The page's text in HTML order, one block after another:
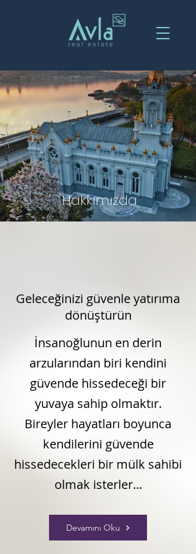
Hakkımızda
Geleceğinizi güvenle yatırıma
dönüştürün
İnsanoğlunun en derin
arzularından biri kendini
güvende hissedeceği bir
yuvaya sahip olmaktır.
Bireyler hayatları boyunca
kendilerini güvende
hissedecekleri bir mülk sahibi
olmak isterler...
Devamını Oku